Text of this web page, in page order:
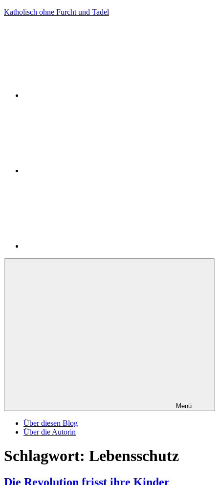
Zum
Katholisch ohne Furcht und Tadel
Menü
Über diesen Blog
Über die Autorin
Schlagwort: Lebensschutz
Die Revolution frisst ihre Kinder